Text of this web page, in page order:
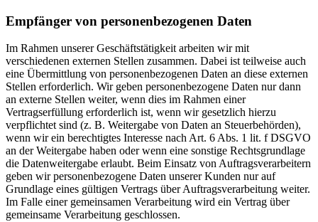
Empfänger von personenbezogenen Daten
Im Rahmen unserer Geschäftstätigkeit arbeiten wir mit
verschiedenen externen Stellen zusammen. Dabei ist teilweise auch
eine Übermittlung von personenbezogenen Daten an diese externen
Stellen erforderlich. Wir geben personenbezogene Daten nur dann
an externe Stellen weiter, wenn dies im Rahmen einer
Vertragserfüllung erforderlich ist, wenn wir gesetzlich hierzu
verpflichtet sind (z. B. Weitergabe von Daten an Steuerbehörden),
wenn wir ein berechtigtes Interesse nach Art. 6 Abs. 1 lit. f DSGVO
an der Weitergabe haben oder wenn eine sonstige Rechtsgrundlage
die Datenweitergabe erlaubt. Beim Einsatz von Auftragsverarbeitern
geben wir personenbezogene Daten unserer Kunden nur auf
Grundlage eines gültigen Vertrags über Auftragsverarbeitung weiter.
Im Falle einer gemeinsamen Verarbeitung wird ein Vertrag über
gemeinsame Verarbeitung geschlossen.